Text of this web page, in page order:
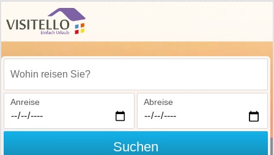
Wohin reisen Sie?
Anreise Abreise
Suchen